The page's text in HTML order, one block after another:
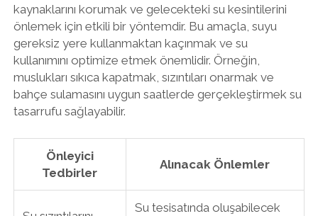
kaynaklarını korumak ve gelecekteki su kesintilerini
önlemek için etkili bir yöntemdir. Bu amaçla, suyu
gereksiz yere kullanmaktan kaçınmak ve su
kullanımını optimize etmek önemlidir. Örneğin,
muslukları sıkıca kapatmak, sızıntıları onarmak ve
bahçe sulamasını uygun saatlerde gerçekleştirmek su
tasarrufu sağlayabilir.
Önleyici
Tedbirler
Alınacak Önlemler
Su tesisatında oluşabilecek